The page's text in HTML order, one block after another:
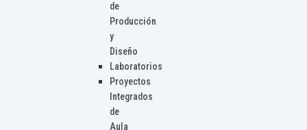
de
Producción
y
Diseño
Laboratorios
Proyectos
Integrados
de
Aula